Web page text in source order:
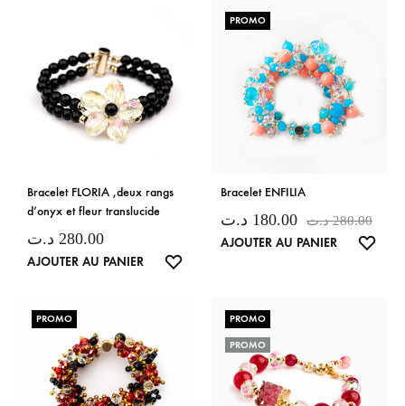
Bracelet FLORIA ,deux rangs
d’onyx et fleur translucide
280.00 د.ت
AJOUTER AU PANIER
PROMO
Bracelet ENFILIA
180.00 د.ت 280.00 د.ت
AJOUTER AU PANIER
PROMO PROMO
PROMO